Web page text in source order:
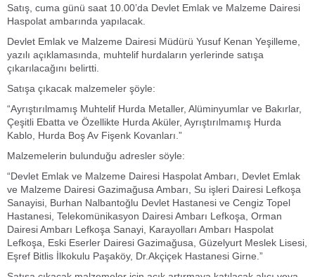
Satış, cuma günü saat 10.00’da Devlet Emlak ve Malzeme Dairesi
Haspolat ambarında yapılacak.
Devlet Emlak ve Malzeme Dairesi Müdürü Yusuf Kenan Yeşilleme,
yazılı açıklamasında, muhtelif hurdaların yerlerinde satışa
çıkarılacağını belirtti.
Satışa çıkacak malzemeler şöyle:
“Ayrıştırılmamış Muhtelif Hurda Metaller, Alüminyumlar ve Bakırlar,
Çeşitli Ebatta ve Özellikte Hurda Aküler, Ayrıştırılmamış Hurda
Kablo, Hurda Boş Av Fişenk Kovanları.”
Malzemelerin bulunduğu adresler söyle:
“Devlet Emlak ve Malzeme Dairesi Haspolat Ambarı, Devlet Emlak
ve Malzeme Dairesi Gazimağusa Ambarı, Su işleri Dairesi Lefkoşa
Sanayisi, Burhan Nalbantoğlu Devlet Hastanesi ve Cengiz Topel
Hastanesi, Telekomünikasyon Dairesi Ambarı Lefkoşa, Orman
Dairesi Ambarı Lefkoşa Sanayi, Karayolları Ambarı Haspolat
Lefkoşa, Eski Eserler Dairesi Gazimağusa, Güzelyurt Meslek Lisesi,
Eşref Bitlis İlkokulu Paşaköy, Dr.Akçiçek Hastanesi Girne.”